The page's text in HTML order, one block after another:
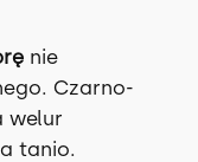
nie
Czarno-
welur
tanio.